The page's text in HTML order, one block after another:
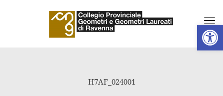
Apri
H7AF_024001